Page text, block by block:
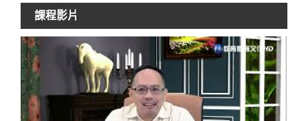
課程影片